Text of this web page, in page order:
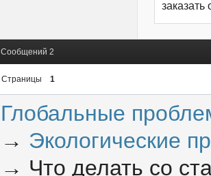
Сообщений 2
Страницы 1
Глобальные
→ Экологические
→ Что делать со